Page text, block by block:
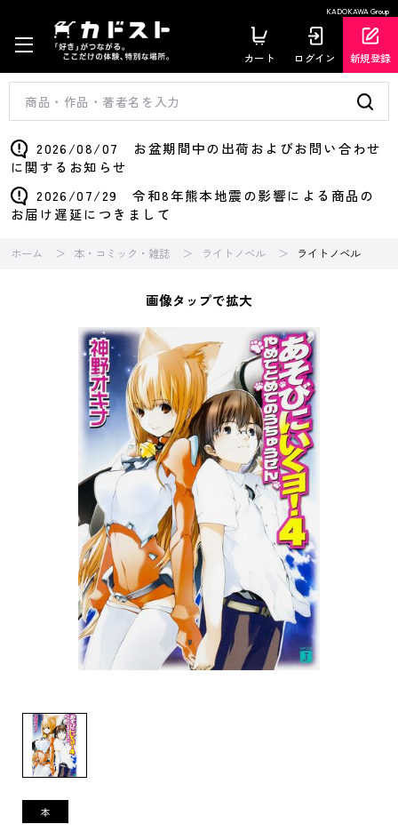
KADOKAWA Group
カート ログイン 新規登録
2026/08/07 お盆期間中の出荷およびお問い合わせ
に関するお知らせ
2026/07/29 令和8年熊本地震の影響による商品の
お届け遅延につきまして
ホーム 本・コミック・雑誌 ライトノベル ライトノベル
画像タップで拡大